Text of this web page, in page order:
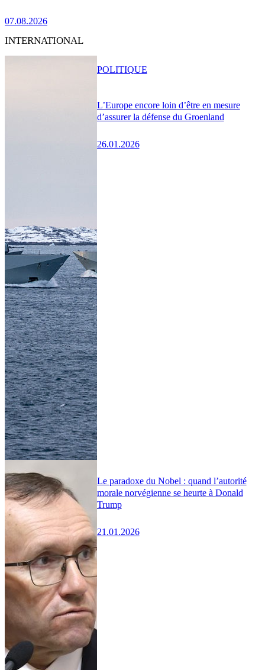
07.08.2026
INTERNATIONAL
L’Europe encore loin d’être en mesure
d’assurer la défense du Groenland
26.01.2026
POLITIQUE
Le paradoxe du Nobel : quand l’autorité
morale norvégienne se heurte à Donald
Trump
21.01.2026